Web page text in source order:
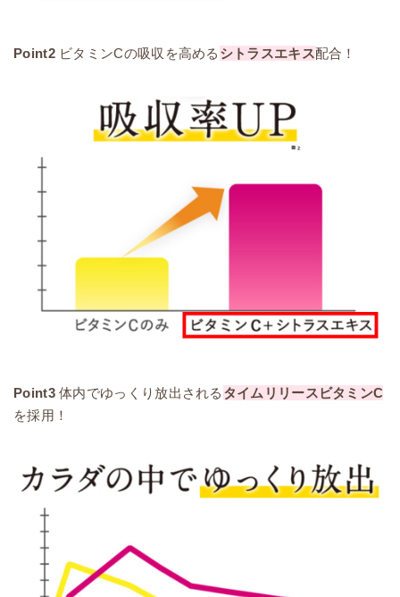
Point2ビタミンCの吸収を高める シトラスエキス配合！
Point3体内でゆっくり放出される タイムリリースビタミンC
を採用！